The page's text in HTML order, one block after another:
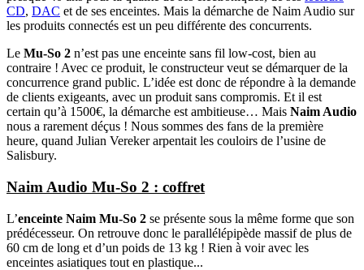
CD, DAC et de ses enceintes. Mais la démarche de Naim Audio sur
les produits connectés est un peu différente des concurrents.
Le Mu-So 2 n’est pas une enceinte sans fil low-cost, bien au
contraire ! Avec ce produit, le constructeur veut se démarquer de la
concurrence grand public. L’idée est donc de répondre à la demande
de clients exigeants, avec un produit sans compromis. Et il est
certain qu’à 1500€, la démarche est ambitieuse… Mais Naim Audio
nous a rarement déçus ! Nous sommes des fans de la première
heure, quand Julian Vereker arpentait les couloirs de l’usine de
Salisbury.
Naim Audio Mu-So 2 : coffret
L’enceinte Naim Mu-So 2 se présente sous la même forme que son
prédécesseur. On retrouve donc le parallélépipède massif de plus de
60 cm de long et d’un poids de 13 kg ! Rien à voir avec les
enceintes asiatiques tout en plastique...